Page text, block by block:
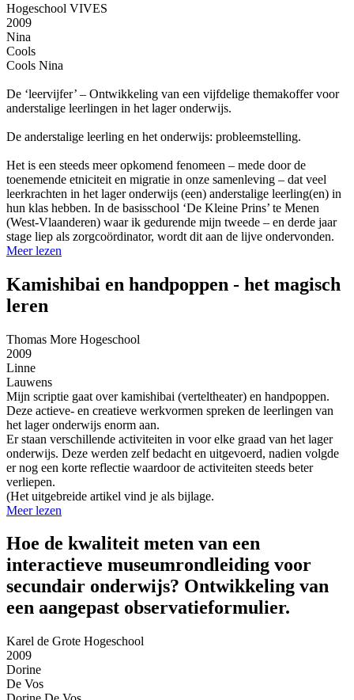
Hogeschool VIVES
2009
Nina
Cools
Cools Nina
De ‘leervijfer’ – Ontwikkeling van een vijfdelige themakoffer voor
anderstalige leerlingen in het lager onderwijs.
De anderstalige leerling en het onderwijs: probleemstelling.
Het is een steeds meer opkomend fenomeen – mede door de
toenemende etniciteit en migratie in onze samenleving – dat veel
leerkrachten in het lager onderwijs (een) anderstalige leerling(en) in
hun klas hebben. In de basisschool ‘De Kleine Prins’ te Menen
(West-Vlaanderen) waar ik gedurende mijn tweede – en derde jaar
stage liep als zorgcoördinator, wordt dit aan de lijve ondervonden.
Meer lezen
Kamishibai en handpoppen - het magisch
leren
Thomas More Hogeschool
2009
Linne
Lauwens
Mijn scriptie gaat over kamishibai (verteltheater) en handpoppen.
Deze actieve- en creatieve werkvormen spreken de leerlingen van
het lager onderwijs enorm aan.
Er staan verschillende activiteiten in voor elke graad van het lager
onderwijs. Deze werden zelf bedacht en uitgevoerd, nadien volgde
er nog een korte reflectie waardoor de activiteiten steeds beter
verliepen.
(Het uitgebreide artikel vind je als bijlage.
Meer lezen
Hoe de kwaliteit meten van een
interactieve museumrondleiding voor
secundair onderwijs? Ontwikkeling van
een aangepast observatieformulier.
Karel de Grote Hogeschool
2009
Dorine
De Vos